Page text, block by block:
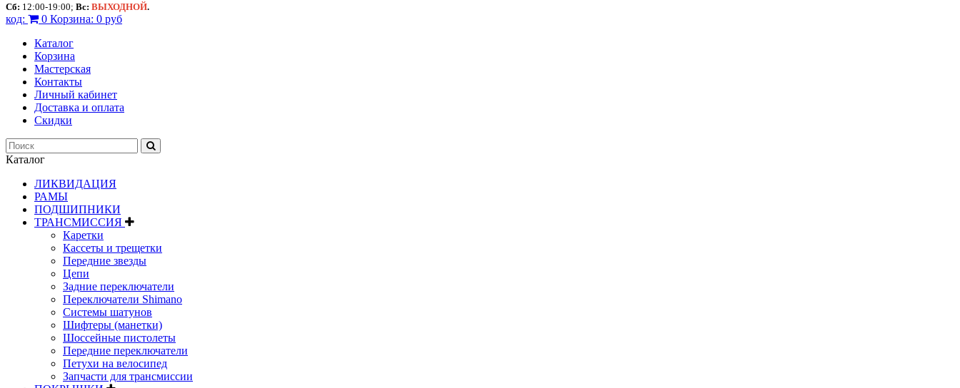
Сб: 12:00-19:00; Вс: ВЫХОДНОЙ.
код: 0 Корзина: 0 руб
Каталог
Корзина
Мастерская
Контакты
Личный кабинет
Доставка и оплата
Скидки
Каталог
ЛИКВИДАЦИЯ
РАМЫ
ПОДШИПНИКИ
ТРАНСМИССИЯ
Каретки
Кассеты и трещетки
Передние звезды
Цепи
Задние переключатели
Переключатели Shimano
Системы шатунов
Шифтеры (манетки)
Шоссейные пистолеты
Передние переключатели
Петухи на велосипед
Запчасти для трансмиссии